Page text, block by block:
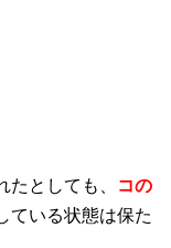
としても、
コの
ている状態は保た